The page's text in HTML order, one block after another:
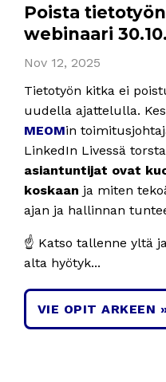
Poista
webinaari
Nov 12, 2025
Tietotyön kitka ei
uudella ajattelulla.
MEOMin
LinkedIn Livessä
asiantuntijat ovat
koskaan ja miten
ajan ja hallinnan
☝️ Katso tallenne yltä
alta hyötyk...
VIE OPIT ARKEEN